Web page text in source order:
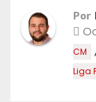
Por
CM
,
Liga